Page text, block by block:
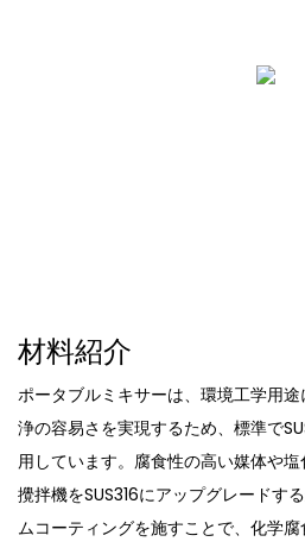
材料紹介
ポータブルミキサーは、環境工学用
浄の容易さを実現するため、標準で
用しています。腐食性の高い媒体や塩
攪拌機をSUS316にアップグレードす
ムコーティングを施すことで、化学